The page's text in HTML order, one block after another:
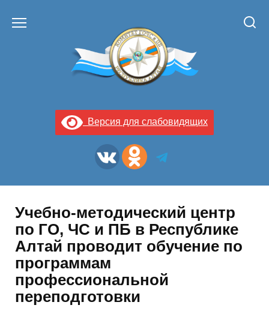
Версия для слабовидящих
Учебно-методический центр
по ГО, ЧС и ПБ в Республике
Алтай проводит обучение по
программам
профессиональной
переподготовки